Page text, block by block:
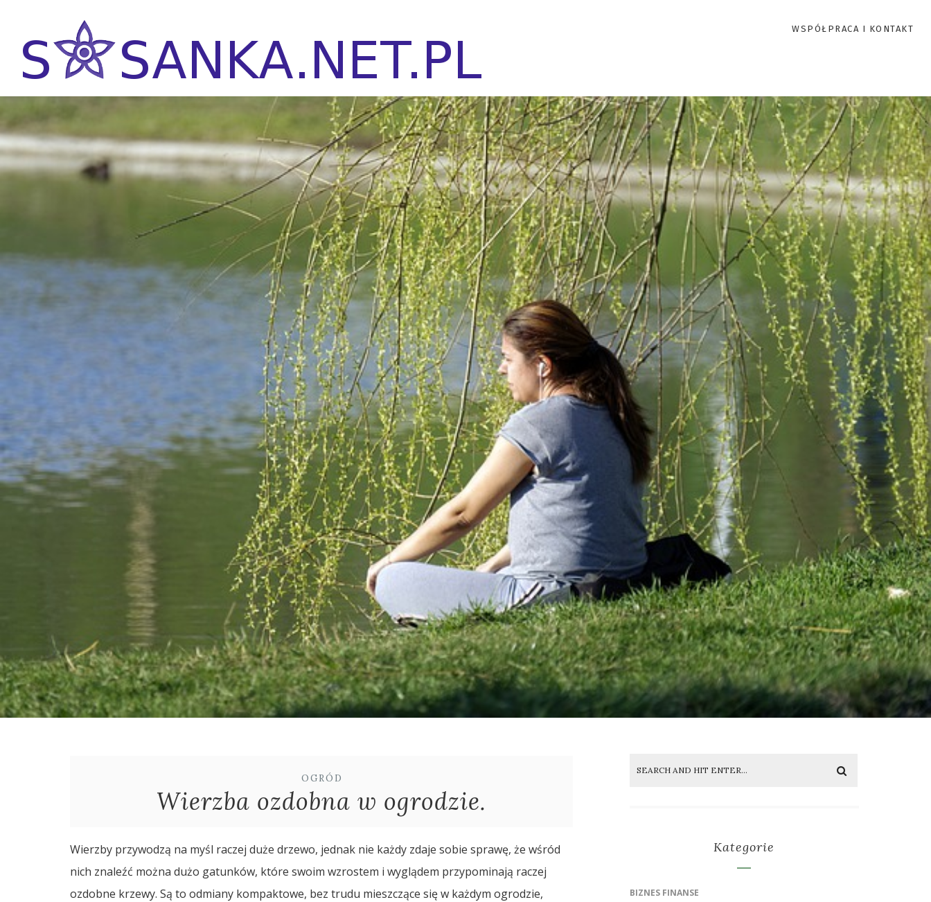
WSPÓŁPRACA I KONTAKT
OGRÓD
Wierzba ozdobna w ogrodzie.
Wierzby przywodzą na myśl raczej duże drzewo, jednak nie każdy zdaje sobie sprawę, że wśród
nich znaleźć można dużo gatunków, które swoim wzrostem i wyglądem przypominają raczej
ozdobne krzewy. Są to odmiany kompaktowe, bez trudu mieszczące się w każdym ogrodzie,
Kategorie
BIZNES FINANSE